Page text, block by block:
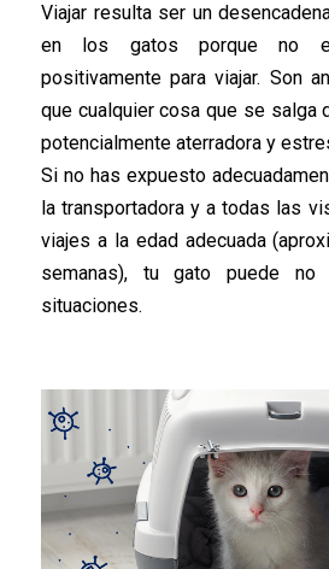
Viajar resulta ser un
en los gatos porque no
positivamente para viajar. Son
que cualquier cosa que se salga
potencialmente aterradora y
Si no has expuesto
la transportadora y a todas las
viajes a la edad adecuada
semanas), tu gato puede no
situaciones.